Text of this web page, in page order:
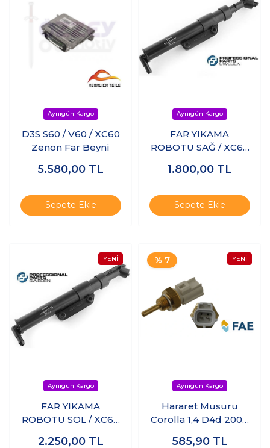
D3S S60 / V60 / XC60
Zenon Far Beyni
5.580,00 TL
Sepete Ekle
FAR YIKAMA
ROBOTU SAĞ / XC60
1.800,00 TL
Sepete Ekle
FAR YIKAMA
ROBOTU SOL / XC60
2.250,00 TL
% 7
Hararet Musuru
Corolla 1,4 D4d 2004
2005 - 2008 - Yarıs
585,90 TL